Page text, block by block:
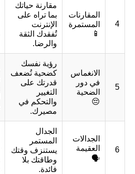
4
المقارنات
المستمرة
📱
مقارنة حياتك
بما تراه على
الإنترنت
تُفقدك الثقة
والرضا.
5
الانغماس
في دور
الضحية
😔
رؤية نفسك
كضحية تُضعف
قدرتك على
التغيير
والتحكم في
مصيرك.
6
الجدالات
العقيمة
🗣️
الجدال
المستمر
يستنزف وقتك
وطاقتك بلا
فائدة.